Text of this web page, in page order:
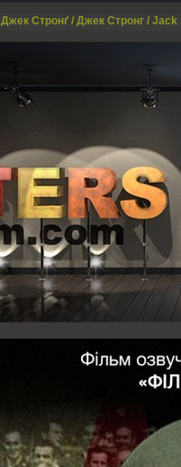
Джек Стронґ / Джек Стронг / Jack